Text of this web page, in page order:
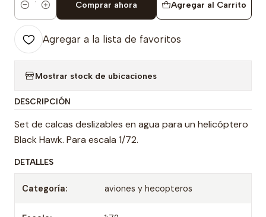
Cantidad
Agregar al Carrito
Comprar ahora
Agregar a la lista de favoritos
Mostrar stock de ubicaciones
DESCRIPCIÓN
Set de calcas deslizables en agua para un helicóptero
Black Hawk. Para escala 1/72.
DETALLES
Categoría: aviones y hecopteros